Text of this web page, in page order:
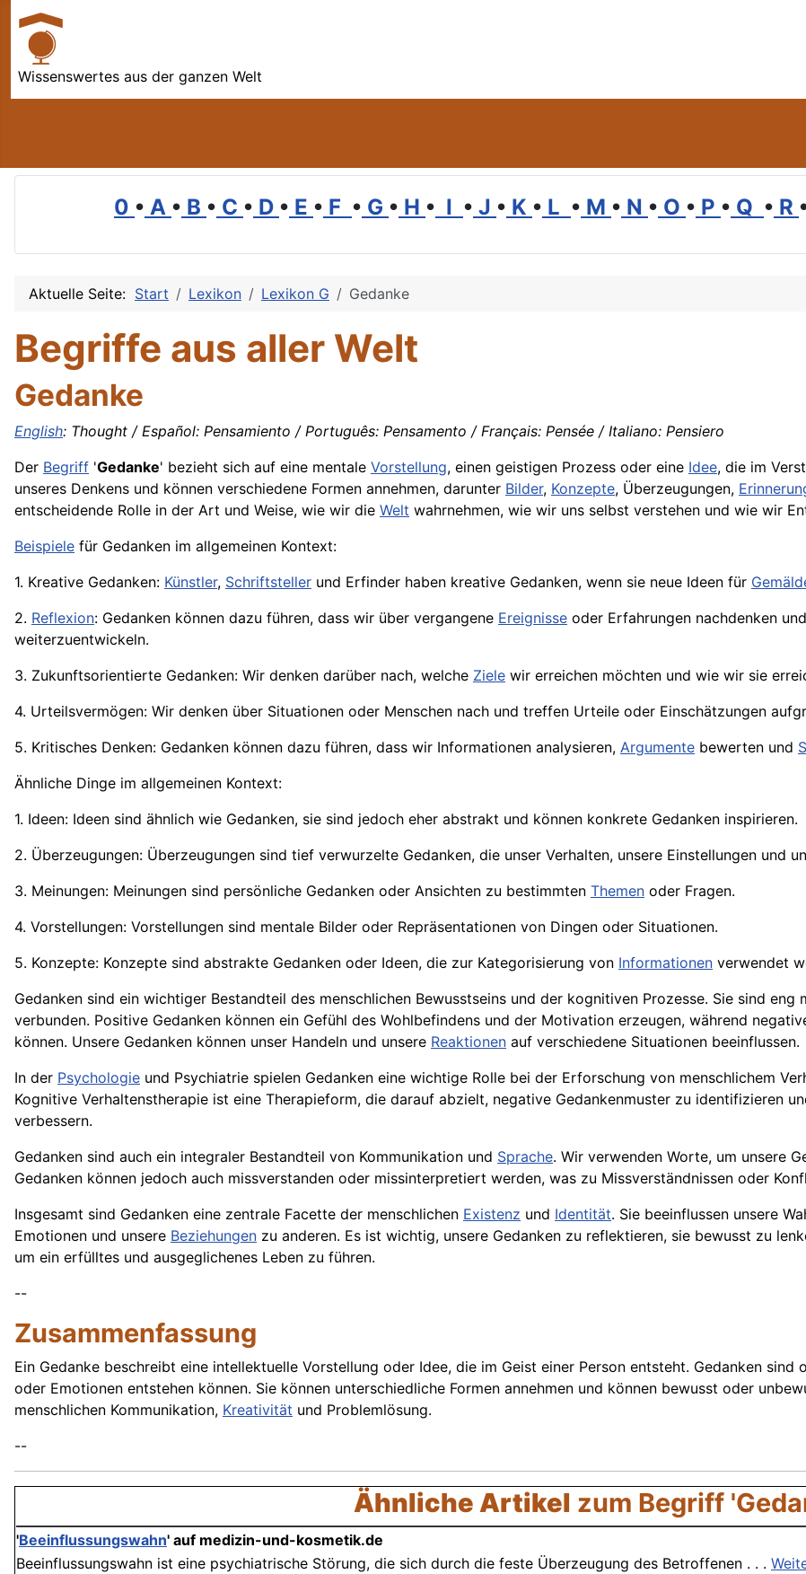
Wissenswertes aus der ganzen Welt
0 • A • B • C • D • E • F • G • H • I • J • K • L • M • N • O • P • Q • R
Aktuelle Seite: Start Lexikon Lexikon G Gedanke
Begriffe aus aller Welt
Gedanke
English: Thought / Español: Pensamiento / Português: Pensamento / Français: Pensée / Italiano: Pensiero
Der Begriff 'Gedanke' bezieht sich auf eine mentale Vorstellung, einen geistigen Prozess oder eine Idee, die im
unseres Denkens und können verschiedene Formen annehmen, darunter Bilder, Konzepte, Überzeugungen,
entscheidende Rolle in der Art und Weise, wie wir die Welt wahrnehmen, wie wir uns selbst verstehen und wie wir
Beispiele für Gedanken im allgemeinen Kontext:
1. Kreative Gedanken: Künstler, Schriftsteller und Erfinder haben kreative Gedanken, wenn sie neue Ideen für
2. Reflexion: Gedanken können dazu führen, dass wir über vergangene Ereignisse oder Erfahrungen nachdenken
weiterzuentwickeln.
3. Zukunftsorientierte Gedanken: Wir denken darüber nach, welche Ziele wir erreichen möchten und wie wir sie
4. Urteilsvermögen: Wir denken über Situationen oder Menschen nach und treffen Urteile oder Einschätzungen
5. Kritisches Denken: Gedanken können dazu führen, dass wir Informationen analysieren, Argumente bewerten und
Ähnliche Dinge im allgemeinen Kontext:
1. Ideen: Ideen sind ähnlich wie Gedanken, sie sind jedoch eher abstrakt und können konkrete Gedanken inspirieren.
2. Überzeugungen: Überzeugungen sind tief verwurzelte Gedanken, die unser Verhalten, unsere Einstellungen und
3. Meinungen: Meinungen sind persönliche Gedanken oder Ansichten zu bestimmten Themen oder Fragen.
4. Vorstellungen: Vorstellungen sind mentale Bilder oder Repräsentationen von Dingen oder Situationen.
5. Konzepte: Konzepte sind abstrakte Gedanken oder Ideen, die zur Kategorisierung von Informationen verwendet
Gedanken sind ein wichtiger Bestandteil des menschlichen Bewusstseins und der kognitiven Prozesse. Sie sind eng
verbunden. Positive Gedanken können ein Gefühl des Wohlbefindens und der Motivation erzeugen, während
können. Unsere Gedanken können unser Handeln und unsere Reaktionen auf verschiedene Situationen beeinflussen.
In der Psychologie und Psychiatrie spielen Gedanken eine wichtige Rolle bei der Erforschung von menschlichem
Kognitive Verhaltenstherapie ist eine Therapieform, die darauf abzielt, negative Gedankenmuster zu identifizieren
verbessern.
Gedanken sind auch ein integraler Bestandteil von Kommunikation und Sprache. Wir verwenden Worte, um unsere
Gedanken können jedoch auch missverstanden oder missinterpretiert werden, was zu Missverständnissen oder
Insgesamt sind Gedanken eine zentrale Facette der menschlichen Existenz und Identität. Sie beeinflussen unsere
Emotionen und unsere Beziehungen zu anderen. Es ist wichtig, unsere Gedanken zu reflektieren, sie bewusst zu
um ein erfülltes und ausgeglichenes Leben zu führen.
--
Zusammenfassung
Ein Gedanke beschreibt eine intellektuelle Vorstellung oder Idee, die im Geist einer Person entsteht. Gedanken
oder Emotionen entstehen können. Sie können unterschiedliche Formen annehmen und können bewusst oder
menschlichen Kommunikation, Kreativität und Problemlösung.
--
Ähnliche Artikel zum Begriff
'Beeinflussungswahn' auf medizin-und-kosmetik.de
Beeinflussungswahn ist eine psychiatrische Störung, die sich durch die feste Überzeugung des Betroffenen . . .